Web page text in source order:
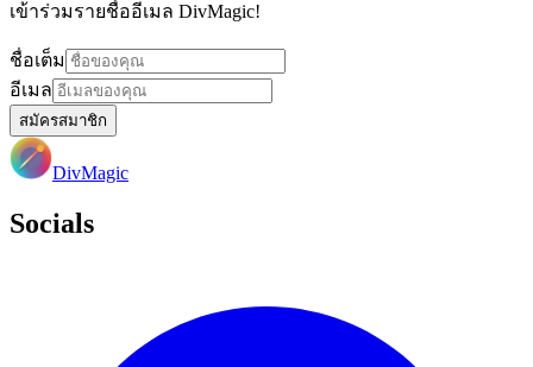
เข้าร่วมรายชื่ออีเมล DivMagic!
ชื่อเต็ม
อีเมล
สมัครสมาชิก
DivMagic
Socials